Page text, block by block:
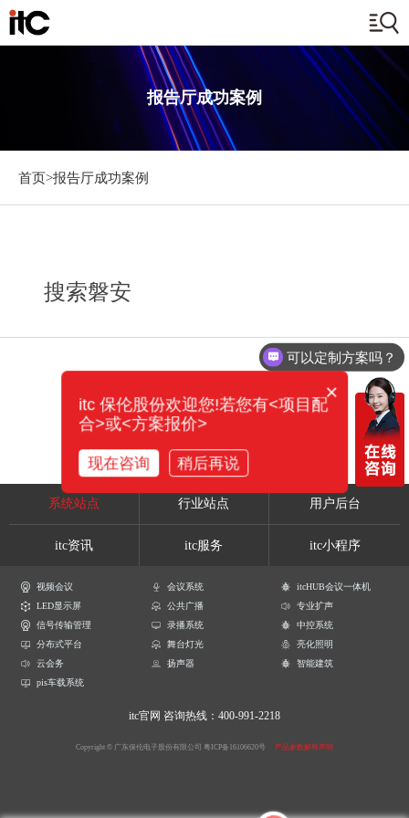
报告厅成功案例
首页>报告厅成功案例
搜索磐安
系统站点 行业站点 用户后台
itc资讯 itc服务 itc小程序
视频会议 会议系统
itcHUB会议一体机
LED显示屏
公共广播
专业扩声
信号传输管理
录播系统
中控系统
分布式平台
舞台灯光
亮化照明
云会务
扬声器
智能建筑
pis车载系统
itc官网 咨询热线：400-991-2218
Copyright © 广东保伦电子股份有限公司 粤ICP备16106620号 产品参数解释声明
可以定制方案吗？
×
itc 保伦股份欢迎您!若您有<项目配
合>或<方案报价>
现在咨询 稍后再说